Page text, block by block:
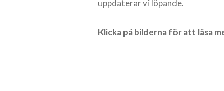
uppdaterar vi löpande.
Klicka på bilderna för att läsa